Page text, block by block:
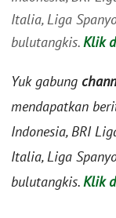
Italia, Liga
bulutangkis.Klik
Yuk gabung
mendapatkan
Indonesia, BRI
Italia, Liga
bulutangkis.Klik